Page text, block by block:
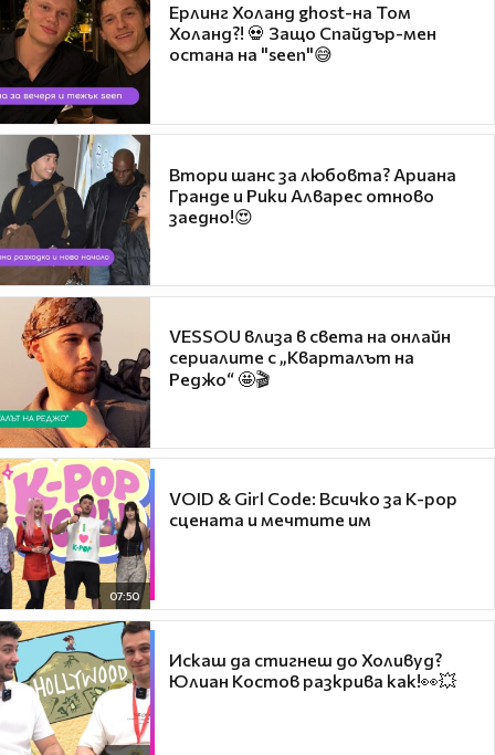
Ерлинг Холанд ghost-на Том
Холанд?! 💀 Защо Спайдър-мен
остана на "seen"😅
Втори шанс за любовта? Ариана
Гранде и Рики Алварес отново
заедно!😍
VESSOU влиза в света на онлайн
сериалите с „Кварталът на
Реджо“ 🤩🎬
07:50
VOID & Girl Code: Всичко за K-pop
сцената и мечтите им
Искаш да стигнеш до Холивуд?
Юлиан Костов разкрива как!👀💥